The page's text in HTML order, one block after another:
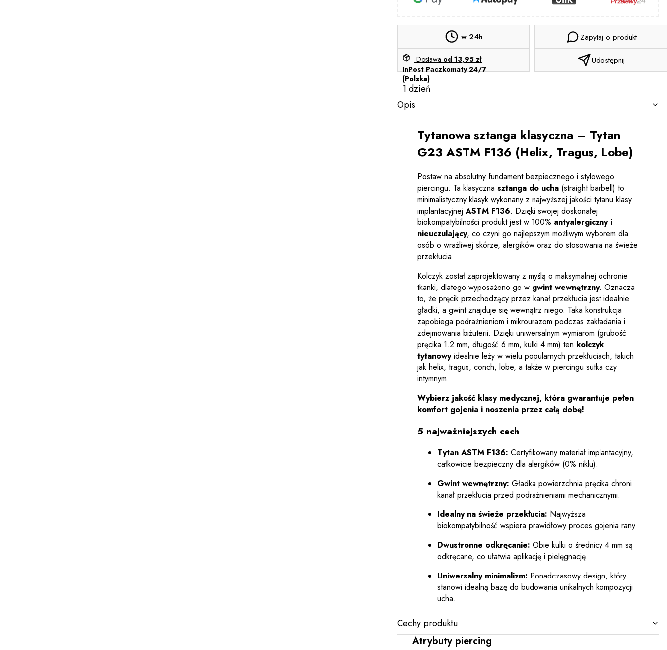
w 24h
Dostawa od 13,95 zł
InPost Paczkomaty 24/7
(Polska)
1 dzień
Zapytaj o produkt
Udostępnij
Opis
Tytanowa sztanga klasyczna – Tytan
G23 ASTM F136 (Helix, Tragus, Lobe)
Postaw na absolutny fundament bezpiecznego i stylowego
piercingu. Ta klasyczna sztanga do ucha(straight barbell) to
minimalistyczny klasyk wykonany z najwyższej jakości tytanu klasy
implantacyjnej ASTM F136. Dzięki swojej doskonałej
biokompatybilności produkt jest w 100% antyalergiczny i
nieuczulający, co czyni go najlepszym możliwym wyborem dla
osób o wrażliwej skórze, alergików oraz do stosowania na świeże
przekłucia.
Kolczyk został zaprojektowany z myślą o maksymalnej ochronie
tkanki, dlatego wyposażono go w gwint wewnętrzny. Oznacza
to, że pręcik przechodzący przez kanał przekłucia jest idealnie
gładki, a gwint znajduje się wewnątrz niego. Taka konstrukcja
zapobiega podrażnieniom i mikrourazom podczas zakładania i
zdejmowania biżuterii. Dzięki uniwersalnym wymiarom (grubość
pręcika 1.2 mm, długość 6 mm, kulki 4 mm) ten kolczyk
tytanowyidealnie leży w wielu popularnych przekłuciach, takich
jak helix, tragus, conch, lobe, a także w piercingu sutka czy
intymnym.
Wybierz jakość klasy medycznej, która gwarantuje pełen
komfort gojenia i noszenia przez całą dobę!
5 najważniejszych cech
Tytan ASTM F136: Certyfikowany materiał implantacyjny,
całkowicie bezpieczny dla alergików (0% niklu).
Gwint wewnętrzny: Gładka powierzchnia pręcika chroni
kanał przekłucia przed podrażnieniami mechanicznymi.
Idealny na świeże przekłucia: Najwyższa
biokompatybilność wspiera prawidłowy proces gojenia rany.
Dwustronne odkręcanie: Obie kulki o średnicy 4 mm są
odkręcane, co ułatwia aplikację i pielęgnację.
Uniwersalny minimalizm: Ponadczasowy design, który
stanowi idealną bazę do budowania unikalnych kompozycji
ucha.
Cechy produktu
Atrybuty piercing